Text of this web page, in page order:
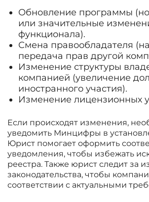
Обновление программы
или значительные
функционала).
Смена правообладателя
передача прав другой
Изменение структуры
компанией (увеличение
иностранного участия).
Изменение лицензионных
Если происходят изменения,
уведомить Минцифры в
Юрист помогает оформить
уведомления, чтобы избежать
реестра. Также юрист следит за
законодательства, чтобы
соответствии с актуальными